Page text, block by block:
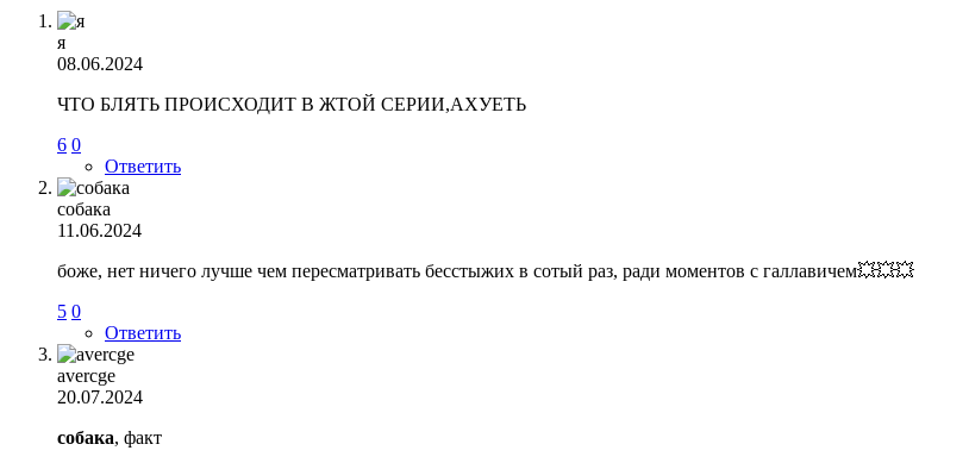
я
08.06.2024
ЧТО БЛЯТЬ ПРОИСХОДИТ В ЖТОЙ СЕРИИ,АХУЕТЬ
6 0
Ответить
собака
11.06.2024
боже, нет ничего лучше чем пересматривать бесстыжих в сотый раз, ради моментов с галлавичем💥💥💥
5 0
Ответить
avercge
20.07.2024
собака, факт